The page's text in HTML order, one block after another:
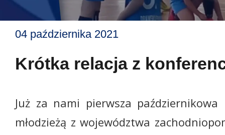
04 października 2021
Krótka relacja z
Już za nami pierwsza
młodzieżą z województwa